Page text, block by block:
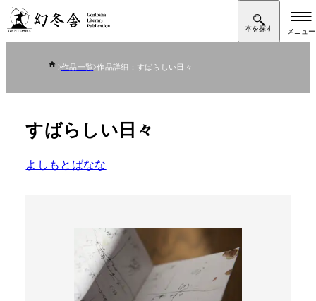
作品一覧 作品詳細：すばらしい日々
すばらしい日々
よしもとばなな